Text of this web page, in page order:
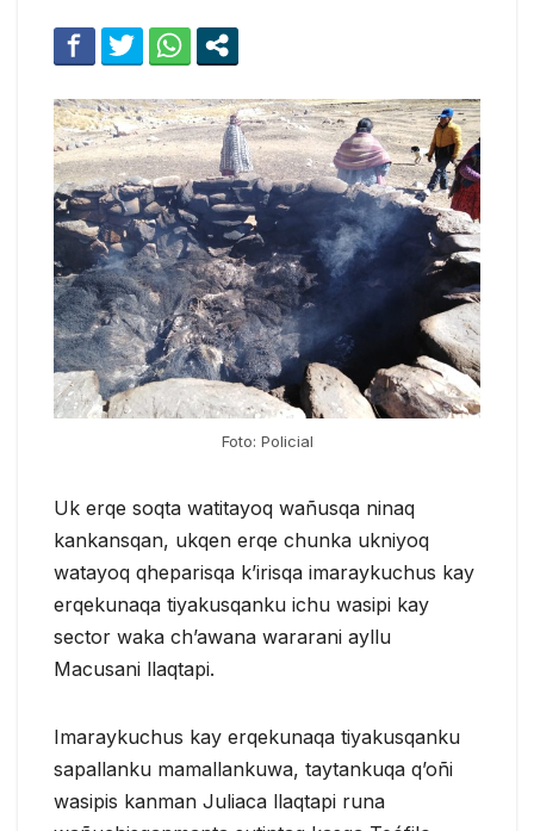
Foto: Policial
Uk erqe soqta watitayoq wañusqa ninaq
kankansqan, ukqen erqe chunka ukniyoq
watayoq qheparisqa k’irisqa imaraykuchus kay
erqekunaqa tiyakusqanku ichu wasipi kay
sector waka ch’awana wararani ayllu
Macusani llaqtapi.
Imaraykuchus kay erqekunaqa tiyakusqanku
sapallanku mamallankuwa, taytankuqa q’oñi
wasipis kanman Juliaca llaqtapi runa